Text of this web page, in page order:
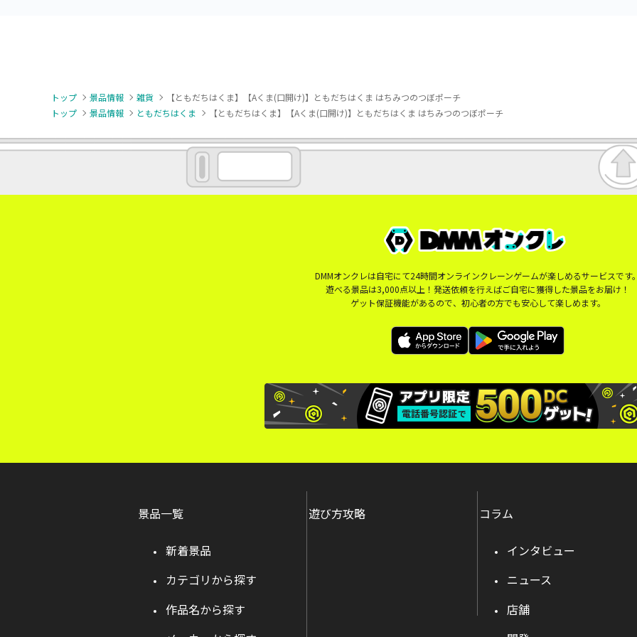
トップ 景品情報 雑貨
【ともだちはくま】【Aくま(口開け)】ともだちはくま はちみつのつぼポーチ
トップ
景品情報 ともだちはくま 【ともだちはくま】【Aくま(口開け)】ともだちはくま はちみつのつぼポーチ
DMMオンクレは自宅にて24時間オンラインクレーンゲームが楽しめるサービスです
遊べる景品は3,000点以上！発送依頼を行えばご自宅に獲得した景品をお届け！
ゲット保証機能があるので、初心者の方でも安心して楽しめます。
景品一覧
新着景品
カテゴリから探す
作品名から探す
遊び方攻略 コラム
インタビュー
ニュース
店舗